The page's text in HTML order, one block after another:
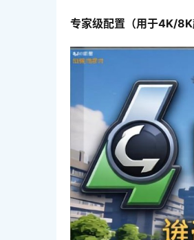
专家级配置（用于4K/8K